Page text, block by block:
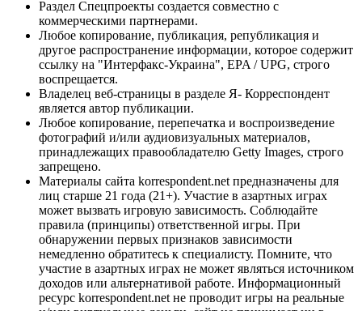
Раздел Спецпроекты создается совместно с
коммерческими партнерами.
Любое копирование, публикация, републикация и
другое распространение информации, которое содержит
ссылку на "Интерфакс-Украина", EPA / UPG, строго
воспрещается.
Владелец веб-страницы в разделе Я- Корреспондент
является автор публикации.
Любое копирование, перепечатка и воспроизведение
фотографий и/или аудиовизуальных материалов,
принадлежащих правообладателю Getty Images, строго
запрещено.
Материалы сайта korrespondent.net предназначены для
лиц старше 21 года (21+). Участие в азартных играх
может вызвать игровую зависимость. Соблюдайте
правила (принципы) ответственной игры. При
обнаружении первых признаков зависимости
немедленно обратитесь к специалисту. Помните, что
участие в азартных играх не может являться источником
доходов или альтернативой работе. Информационный
ресурс korrespondent.net не проводит игры на реальные